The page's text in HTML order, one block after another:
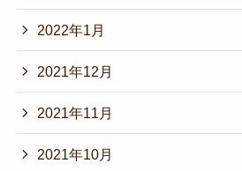
2022年1月
2021年12月
2021年11月
2021年10月